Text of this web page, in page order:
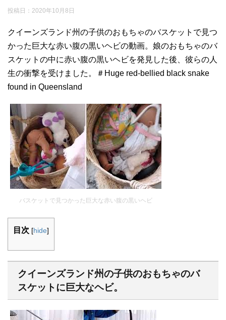
投稿日： 2020年10月8日
クイーンズランド州の子供のおもちゃのバスケットで見つ
かった巨大な赤い腹の黒いヘビの動画。娘のおもちゃのバ
スケットの中に赤い腹の黒いヘビを発見した後、彼らの人
生の衝撃を受けました。＃Huge red-bellied black snake
found in Queensland
バスケットで見つかった巨大な赤い腹の黒いヘビ
目次 [hide]
クイーンズランド州の子供のおもちゃのバ
スケットに巨大なヘビ。